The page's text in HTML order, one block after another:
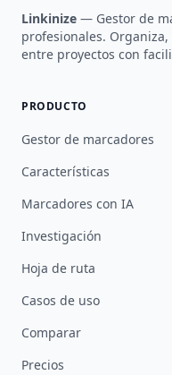
Linkinize — Gestor de
profesionales.
entre proyectos con
PRODUCTO
Gestor de marcadores
Características
Marcadores con IA
Investigación
Hoja de ruta
Casos de uso
Comparar
Precios